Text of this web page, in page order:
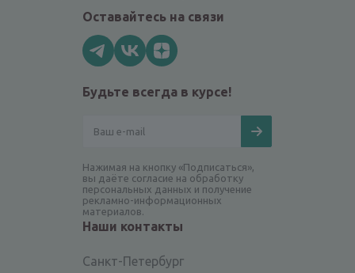
Оставайтесь на связи
Будьте всегда в курсе!
Нажимая на кнопку «Подписаться»,
вы даёте согласие на обработку
персональных данных и получение
рекламно-информационных
материалов.
Наши контакты
Санкт-Петербург